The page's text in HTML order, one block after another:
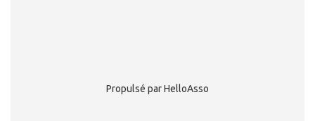
Propulsé par HelloAsso